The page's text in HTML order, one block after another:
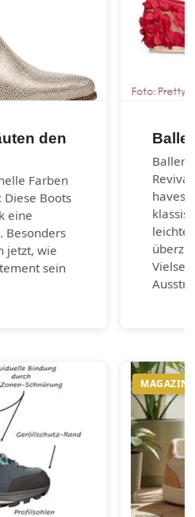
den
Farben
Boots
eine
Besonders
jetzt, wie
sein
haves
MAGAZIN